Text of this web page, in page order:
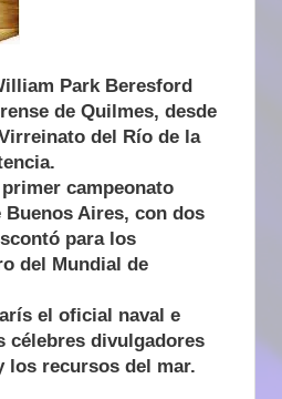
Park Beresford
de Quilmes, desde
del Río de la
campeonato
Buenos Aires, con dos
para los
del Mundial de
el oficial naval e
célebres divulgadores
los recursos del mar.